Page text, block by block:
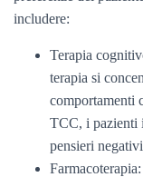
includere:
Terapia
terapia si
comportamenti
TCC, i pazienti
pensieri